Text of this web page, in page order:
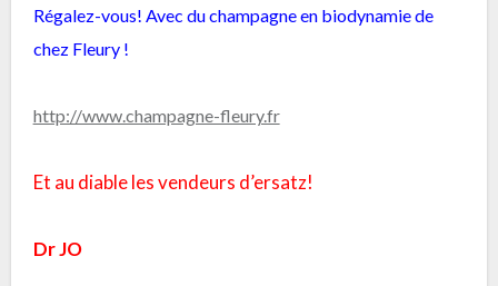
Régalez-vous! Avec du champagne en biodynamie de
chez Fleury !
http://www.champagne-fleury.fr
Et au diable les vendeurs d’ersatz!
Dr JO